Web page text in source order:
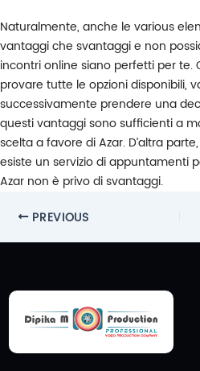
Naturalmente, anche le various
vantaggi che svantaggi e non
incontri online siano perfetti per te.
provare tutte le opzioni disponibili,
successivamente prendere una
questi vantaggi sono sufficienti a
scelta a favore di Azar. D’altra
esiste un servizio di appuntamenti
Azar non è privo di svantaggi.
Post PREVIOUS